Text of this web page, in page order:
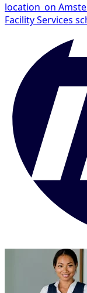
location_on
Facility Services